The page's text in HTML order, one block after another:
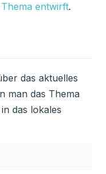
entwirft.
das aktuelles
man das Thema
das lokales